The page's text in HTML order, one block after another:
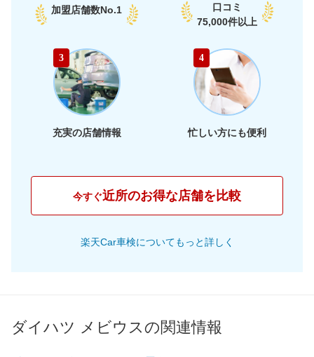
66,330円 店舗を探す
静岡県 店舗を探す
岐阜県 店舗を探す
61,070
66,610 円
加盟店舗数No.1
口コミ
75,000件以上
3
充実の店舗情報
4
忙しい方にも便利
今すぐ近所のお得な店舗を比較
楽天Car車検についてもっと詳しく
ダイハツ メビウスの関連情報